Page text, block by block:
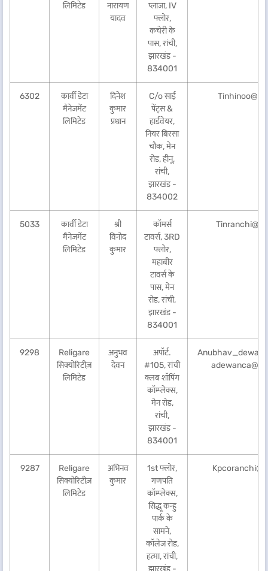
लिमिटेड
नारायण
यादव
प्लाजा, IV
फ्लोर,
कचेरी के
पास, रांची,
झारखंड -
834001
6302
कार्वी डेटा
मैनेजमेंट
लिमिटेड
दिनेश
कुमार
प्रधान
C/o साई
पेंट्स &
हार्डवेयर,
नियर बिरसा
चौक, मेन
रोड, हीनू,
रांची,
झारखंड -
834002
5033
कार्वी डेटा
मैनेजमेंट
लिमिटेड
श्री
विनोद
कुमार
कॉमर्स
टावर्स, 3RD
फ्लोर,
महाबीर
टावर्स के
पास, मेन
रोड, रांची,
झारखंड -
834001
9298
Religare
सिक्योरिटीज़
लिमिटेड
अनुभव
देवन
अपॉर्ट.
#105, रांची
क्लब शॉपिंग
कॉम्प्लेक्स,
मेन रोड,
रांची,
झारखंड -
834001
9287
Religare
सिक्योरिटीज़
लिमिटेड
अभिनव
कुमार
1st फ्लोर,
गणपति
कॉम्प्लेक्स,
सिद्धू कन्हु
पार्क के
सामने,
कॉलेज रोड,
हत्मा, रांची,
झारखंड -